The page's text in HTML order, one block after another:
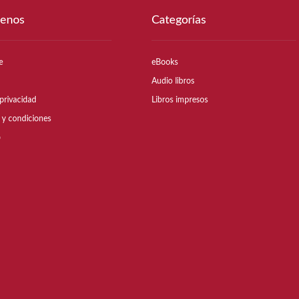
y condiciones
Categorías
eBooks
Audio libros
Libros impresos